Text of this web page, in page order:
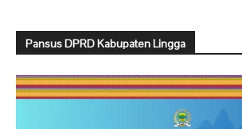
Pansus DPRD Kabupaten Lingga